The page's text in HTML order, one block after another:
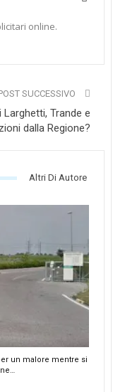
online.
SUCCESSIVO
Trande e
dalla Regione?
Altri Di Autore
un malore mentre si